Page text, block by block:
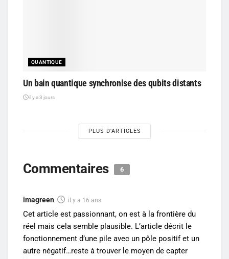
QUANTIQUE
Un bain quantique synchronise des qubits distants
il y a 3 jours
PLUS D'ARTICLES
Commentaires 6
imagreen il y a 16 ans
Cet article est passionnant, on est à la frontière du
réel mais cela semble plausible. L’article décrit le
fonctionnement d’une pile avec un pôle positif et un
autre négatif…reste à trouver le moyen de capter